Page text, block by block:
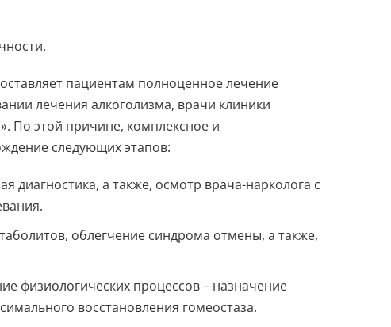
пациентам полноценное лечение
лечения алкоголизма, врачи клиники
По этой причине, комплексное и
следующих этапов:
диагностика, а также, осмотр врача-нарколога с
облегчение синдрома отмены, а также,
физиологических процессов – назначение
восстановления гомеостаза.